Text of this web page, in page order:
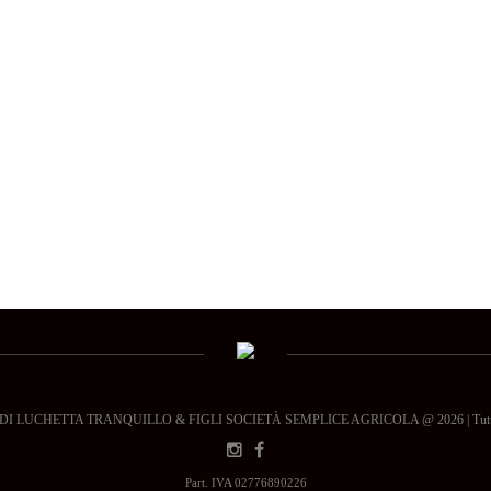
LUCHETTA TRANQUILLO & FIGLI SOCIETÀ SEMPLICE AGRICOLA @ 2026 |
Part. IVA 02776890226